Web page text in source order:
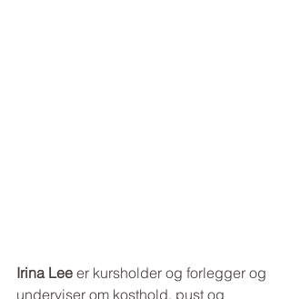
Irina Lee er kursholder og forlegger og
underviser om kosthold, pust og